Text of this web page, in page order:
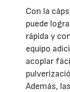
Con la
puede
rápida y
equipo
acoplar
Además,